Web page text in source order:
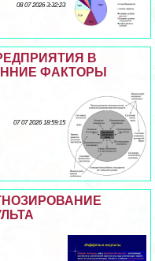
08 07 2026 3:32:23
В
ФАКТОРЫ
07 07 2026 18:59:15